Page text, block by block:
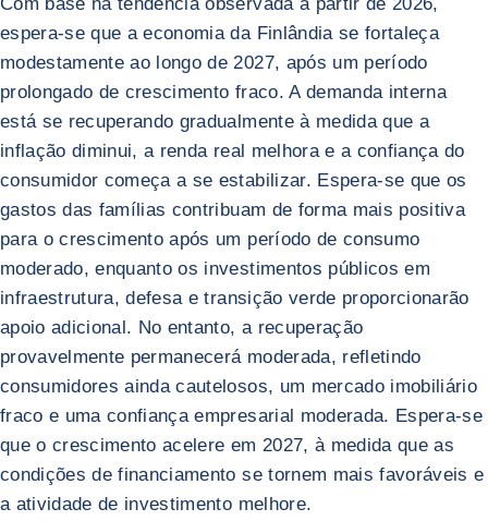
espera-se que a economia da Finlândia se fortaleça
modestamente ao longo de 2027, após um período
prolongado de crescimento fraco. A demanda interna
está se recuperando gradualmente à medida que a
inflação diminui, a renda real melhora e a confiança do
consumidor começa a se estabilizar. Espera-se que os
gastos das famílias contribuam de forma mais positiva
para o crescimento após um período de consumo
moderado, enquanto os investimentos públicos em
infraestrutura, defesa e transição verde proporcionarão
apoio adicional. No entanto, a recuperação
provavelmente permanecerá moderada, refletindo
consumidores ainda cautelosos, um mercado imobiliário
fraco e uma confiança empresarial moderada. Espera-se
que o crescimento acelere em 2027, à medida que as
condições de financiamento se tornem mais favoráveis e
a atividade de investimento melhore.